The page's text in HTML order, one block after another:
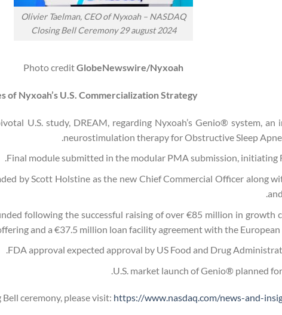
Olivier Taelman, CEO of Nyxoah – NASDAQ
Closing Bell Ceremony 29 august 2024
Photo creditGlobeNewswire/Nyxoah
of Nyxoah’s U.S. Commercialization Strategy
U.S. study, DREAM, regarding Nyxoah’s Genio® system, an
neurostimulation therapy for Obstructive Sleep
Final module submitted in the modular PMA submission, initiating
by Scott Holstine as the new Chief Commercial Officer along
following the successful raising of over €85 million in growth
and a €37.5 million loan facility agreement with the European
FDA approval expected approval by US Food and Drug
U.S. market launch of Genio® planned
ceremony, please visit: https://www.nasdaq.com/news-and-